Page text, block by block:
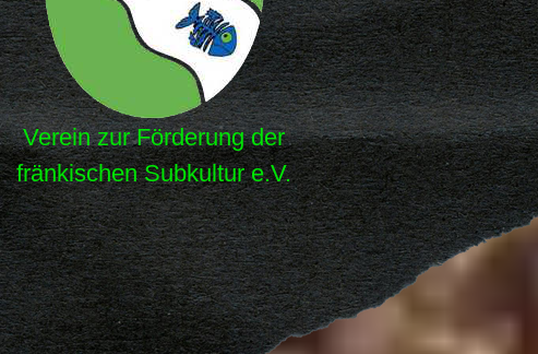
Verein zur Förderung der
fränkischen Subkultur e.V.